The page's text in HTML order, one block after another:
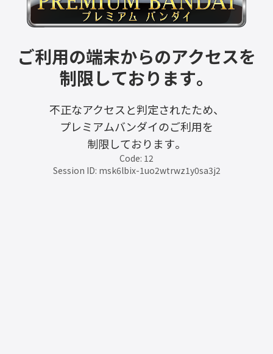
ご利用の端末からのアクセスを
制限しております。
不正なアクセスと判定されたため、
プレミアムバンダイのご利用を
制限しております。
Code: 12
Session ID: msk6lbix-1uo2wtrwz1y0sa3j2